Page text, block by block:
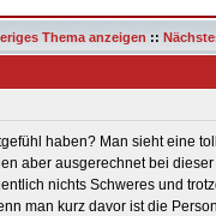
Thema anzeigen ::
haben? Man sieht eine
aber ausgerechnet bei
nichts Schweres und
man kurz davor ist die